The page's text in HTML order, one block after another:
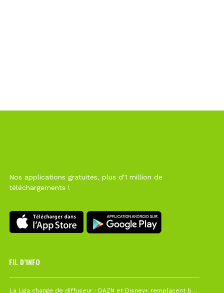
Nos applications gratuites, plus d'1 million de
téléchargements !
FIL D’INFO
La Liga change de diffuseur : DAZN et Disney+ remplacent beIN Sports !